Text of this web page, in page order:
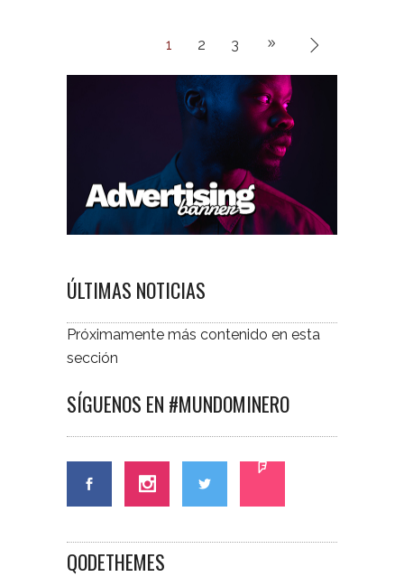
1 2 3
ÚLTIMAS NOTICIAS
Próximamente más contenido en esta
sección
SÍGUENOS EN #MUNDOMINERO
QODETHEMES